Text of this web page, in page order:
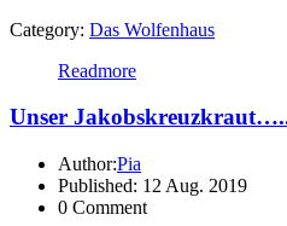
Category: Das Wolfenhaus
Readmore
Unser
Author:Pia
Published: 12 Aug. 2019
0 Comment